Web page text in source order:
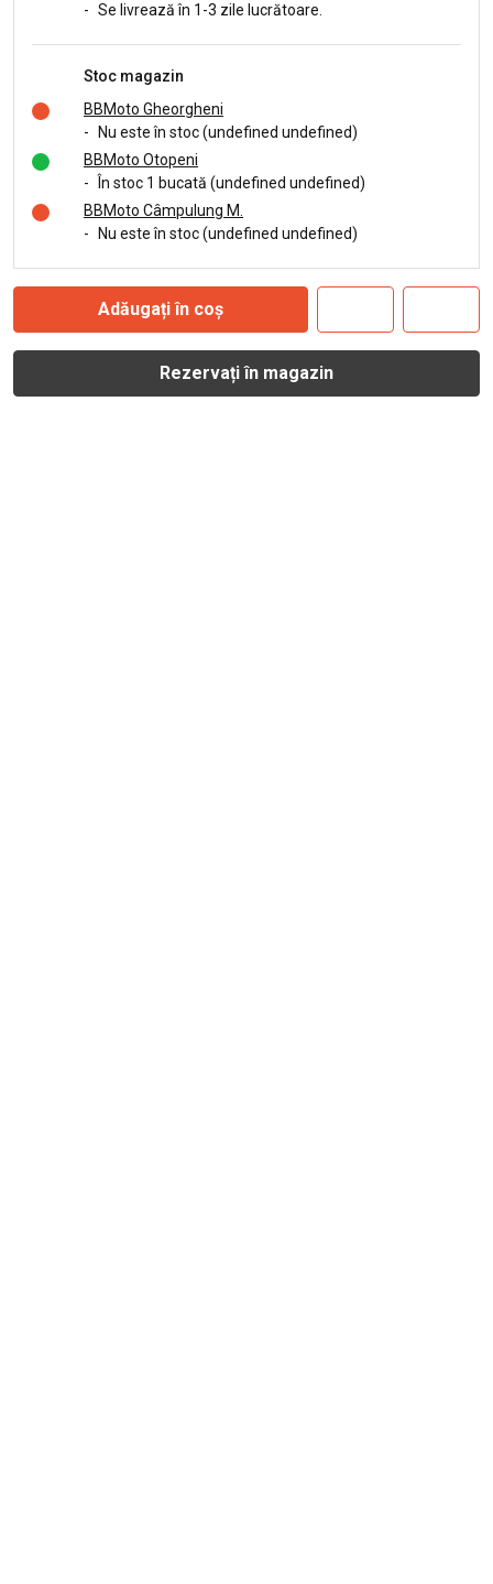
- Se livrează în 1-3 zile lucrătoare.
Stoc magazin
BBMoto Gheorgheni
-
Nu este în stoc (undefined undefined)
BBMoto Otopeni
-
În stoc 1 bucată (undefined undefined)
BBMoto Câmpulung M.
-
Nu este în stoc (undefined undefined)
Adăugați în coș
Rezervați în magazin